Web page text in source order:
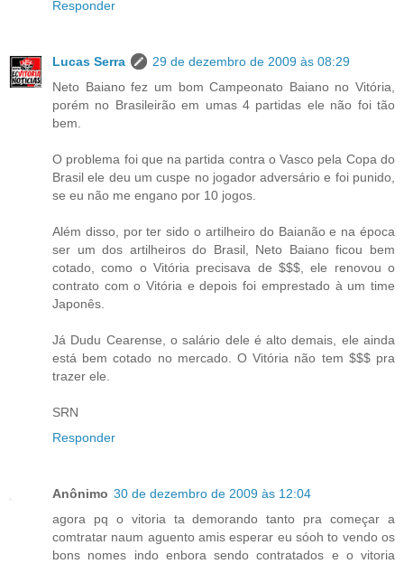
Responder
Lucas Serra
29 de dezembro de 2009 às 08:29
Neto Baiano fez um bom Campeonato Baiano no Vitória,
porém no Brasileirão em umas 4 partidas ele não foi tão
bem.
O problema foi que na partida contra o Vasco pela Copa do
Brasil ele deu um cuspe no jogador adversário e foi punido,
se eu não me engano por 10 jogos.
Além disso, por ter sido o artilheiro do Baianão e na época
ser um dos artilheiros do Brasil, Neto Baiano ficou bem
cotado, como o Vitória precisava de $$$, ele renovou o
contrato com o Vitória e depois foi emprestado à um time
Japonês.
Já Dudu Cearense, o salário dele é alto demais, ele ainda
está bem cotado no mercado. O Vitória não tem $$$ pra
trazer ele.
SRN
Responder
Anônimo 30 de dezembro de 2009 às 12:04
agora pq o vitoria ta demorando tanto pra começar a
comtratar naum aguento amis esperar eu sóoh to vendo os
bons nomes indo enbora sendo contratados e o vitoria